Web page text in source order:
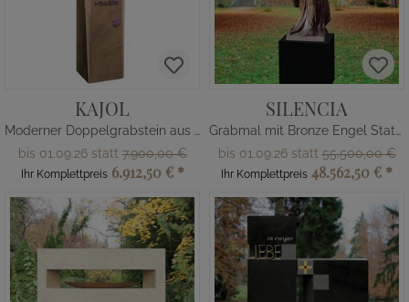
KAJOL
Moderner Doppelgrabstein aus Quarzit mit Schmetterling & Blumen
bis 01.09.26 statt7.900,00 €
Ihr Komplettpreis 6.912,50 € *
SILENCIA
Grabmal mit Bronze Engel Statue
bis 01.09.26 statt55.500,00 €
Ihr Komplettpreis 48.562,50 € *